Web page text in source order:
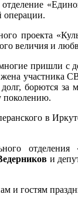
отделение
операции.
проекта
величия и
пришли с
участника
борются за
поколению.
в
и
и гостям